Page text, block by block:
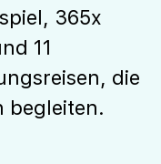
365x
11
die
begleiten.